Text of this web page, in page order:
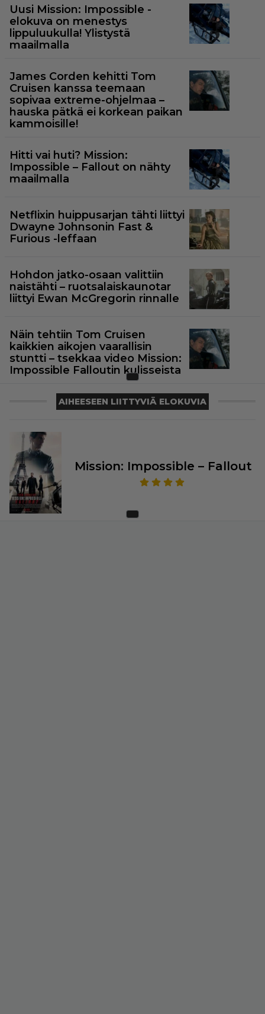
Uusi Mission: Impossible -
elokuva on menestys
lippuluukulla! Ylistystä
maailmalla
James Corden kehitti Tom
Cruisen kanssa teemaan
sopivaa extreme-ohjelmaa –
hauska pätkä ei korkean paikan
kammoisille!
Hitti vai huti? Mission:
Impossible – Fallout on nähty
maailmalla
Netflixin huippusarjan tähti liittyi
Dwayne Johnsonin Fast &
Furious -leffaan
Hohdon jatko-osaan valittiin
naistähti – ruotsalaiskaunotar
liittyi Ewan McGregorin rinnalle
Näin tehtiin Tom Cruisen
kaikkien aikojen vaarallisin
stuntti – tsekkaa video Mission:
Impossible Falloutin kulisseista
AIHEESEEN LIITTYVIÄ ELOKUVIA
Mission: Impossible – Fallout